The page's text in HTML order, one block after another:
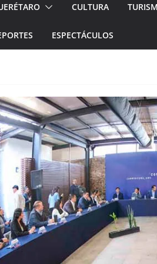
CULTURA
ESPECTÁCULOS